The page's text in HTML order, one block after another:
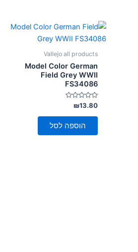
Vallejo all products
Model Color German
Field Grey WWII
FS34086
דורג
0
מתוך
₪13.80
הוספה לסל